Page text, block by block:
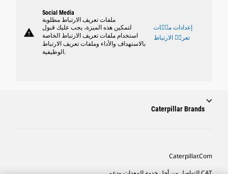
warning
Social Media
ملفات تعريف الارتباط مطلوبة
لتمكين هذه الميزة، يجب عليك قبول
استخدام ملفات تعريف الارتباط الخاصة
بالاستهداف والأداء وملفات تعريف الارتباط
الوظيفية.
إعدادات ملٝات
تعريٝ الارتباط
Caterpillar Brands
Caterpillar.com